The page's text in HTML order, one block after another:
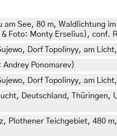
am See, 80 m, Waldlichtung
Foto: Monty Erselius), conf.
Dorf Topolinyy, am
Ponomarev)
Dorf Topolinyy, am
Deutschland, Thüringen,
Plothener Teichgebiet,